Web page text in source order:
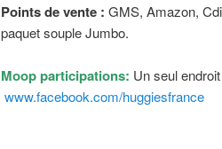
Points de vente : GMS, Amazon,
paquet souple Jumbo.
Moop participations: Un seul
www.facebook.com/huggiesfrance